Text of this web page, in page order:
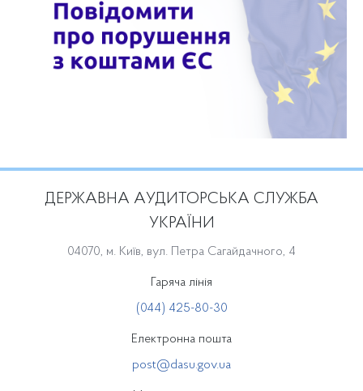
ДЕРЖАВНА АУДИТОРСЬКА СЛУЖБА
УКРАЇНИ
04070, м. Київ, вул. Петра Сагайдачного, 4
Гаряча лінія
(044) 425-80-30
Електронна пошта
post@dasu.gov.ua